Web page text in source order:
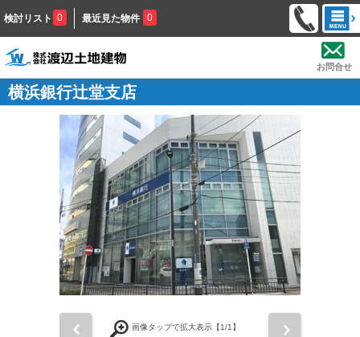
検討リスト 0 最近見た物件 0
お問合せ
横浜銀行辻堂支店
画像タップで拡大表示【1/1】